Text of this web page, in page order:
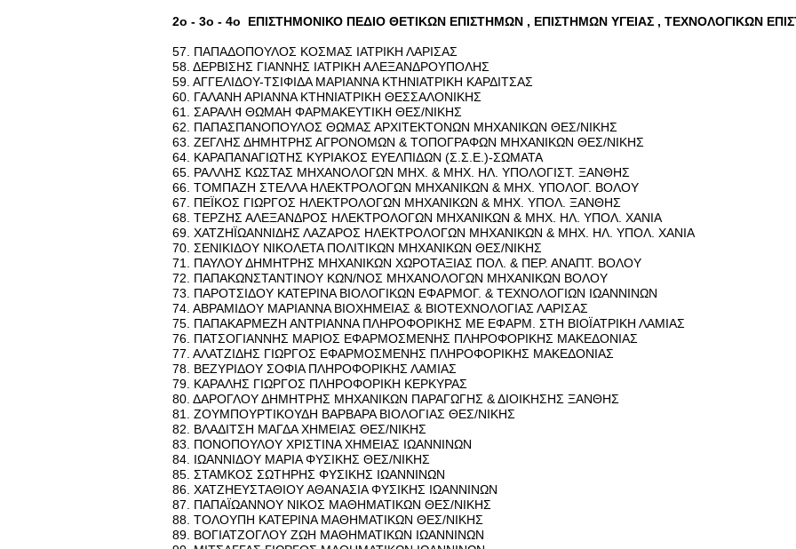
2o - 3o - 4o ΕΠΙ­ΣΤΗ­ΜΟ­ΝΙ­ΚΟ ΠΕΔΙΟ ΘΕ­ΤΙ­ΚΩΝ ΕΠΙ­ΣΤΗ­ΜΩΝ , ΕΠΙ­ΣΤΗ­ΜΩΝ ΥΓΕΙΑΣ , ΤΕ­ΧΝΟ­ΛΟ­ΓΙ­ΚΩΝ
57. ΠΑ­ΠΑ­ΔΟ­ΠΟΥ­ΛΟΣ ΚΟ­ΣΜΑΣ ΙΑ­ΤΡΙ­ΚΗ ΛΑ­ΡΙ­ΣΑΣ
58. ΔΕΡ­ΒΙ­ΣΗΣ ΓΙΑΝ­ΝΗΣ ΙΑ­ΤΡΙ­ΚΗ ΑΛΕ­ΞΑΝ­ΔΡΟΥ­ΠΟ­ΛΗΣ
59. ΑΓ­ΓΕ­ΛΙ­ΔΟΥ-ΤΣΙ­ΦΙ­ΔΑ ΜΑ­ΡΙΑΝ­ΝΑ ΚΤΗ­ΝΙΑ­ΤΡΙ­ΚΗ ΚΑΡ­ΔΙ­ΤΣΑΣ
60. ΓΑ­ΛΑ­ΝΗ ΑΡΙΑΝ­ΝΑ ΚΤΗ­ΝΙΑ­ΤΡΙ­ΚΗ ΘΕΣ­ΣΑ­ΛΟ­ΝΙ­ΚΗΣ
61. ΣΑ­ΡΑ­ΛΗ ΘΩΜΑΗ ΦΑΡ­ΜΑ­ΚΕΥ­ΤΙ­ΚΗ ΘΕΣ/ΝΙΚΗΣ
62. ΠΑ­ΠΑ­ΣΠΑ­ΝΟ­ΠΟΥ­ΛΟΣ ΘΩΜΑΣ ΑΡ­ΧΙ­ΤΕ­ΚΤΟ­ΝΩΝ ΜΗ­ΧΑ­ΝΙ­ΚΩΝ ΘΕΣ/ΝΙΚΗΣ
63. ΖΕ­ΓΛΗΣ ΔΗ­ΜΗ­ΤΡΗΣ ΑΓΡΟ­ΝΟ­ΜΩΝ & ΤΟ­ΠΟ­ΓΡΑ­ΦΩΝ ΜΗ­ΧΑ­ΝΙ­ΚΩΝ ΘΕΣ/ΝΙΚΗΣ
64. ΚΑ­ΡΑ­ΠΑ­ΝΑ­ΓΙΩ­ΤΗΣ ΚΥ­ΡΙΑ­ΚΟΣ ΕΥ­ΕΛ­ΠΙ­ΔΩΝ (Σ.Σ.Ε.)-ΣΩ­ΜΑ­ΤΑ
65. ΡΑΛ­ΛΗΣ ΚΩ­ΣΤΑΣ ΜΗ­ΧΑ­ΝΟ­ΛΟ­ΓΩΝ ΜΗΧ. & ΜΗΧ. ΗΛ. ΥΠΟ­ΛΟ­ΓΙΣΤ. ΞΑΝ­ΘΗΣ
66. ΤΟ­ΜΠΑ­ΖΗ ΣΤΕΛ­ΛΑ ΗΛΕ­ΚΤΡΟ­ΛΟ­ΓΩΝ ΜΗ­ΧΑ­ΝΙ­ΚΩΝ & ΜΗΧ. ΥΠΟ­ΛΟΓ. ΒΟΛΟΥ
67. ΠΕΪ­ΚΟΣ ΓΙΩΡ­ΓΟΣ ΗΛΕ­ΚΤΡΟ­ΛΟ­ΓΩΝ ΜΗ­ΧΑ­ΝΙ­ΚΩΝ & ΜΗΧ. ΥΠΟΛ. ΞΑΝ­ΘΗΣ
68. ΤΕΡ­ΖΗΣ ΑΛΕ­ΞΑΝ­ΔΡΟΣ ΗΛΕ­ΚΤΡΟ­ΛΟ­ΓΩΝ ΜΗ­ΧΑ­ΝΙ­ΚΩΝ & ΜΗΧ. ΗΛ. ΥΠΟΛ. ΧΑΝΙΑ
69. ΧΑ­ΤΖΗ­Ϊ­Ω­ΑΝ­ΝΙ­ΔΗΣ ΛΑ­ΖΑ­ΡΟΣ ΗΛΕ­ΚΤΡΟ­ΛΟ­ΓΩΝ ΜΗ­ΧΑ­ΝΙ­ΚΩΝ & ΜΗΧ. ΗΛ. ΥΠΟΛ. ΧΑΝΙΑ
70. ΣΕ­ΝΙ­ΚΙ­ΔΟΥ ΝΙ­ΚΟ­ΛΕ­ΤΑ ΠΟ­ΛΙ­ΤΙ­ΚΩΝ ΜΗ­ΧΑ­ΝΙ­ΚΩΝ ΘΕΣ/ΝΙΚΗΣ
71. ΠΑΥ­ΛΟΥ ΔΗ­ΜΗ­ΤΡΗΣ ΜΗ­ΧΑ­ΝΙ­ΚΩΝ ΧΩ­ΡΟ­ΤΑ­ΞΙΑΣ ΠΟΛ. & ΠΕΡ. ΑΝΑΠΤ. ΒΟΛΟΥ
72. ΠΑ­ΠΑ­ΚΩΝ­ΣΤΑ­ΝΤΙ­ΝΟΥ ΚΩΝ/ΝΟΣ ΜΗ­ΧΑ­ΝΟ­ΛΟ­ΓΩΝ ΜΗ­ΧΑ­ΝΙ­ΚΩΝ ΒΟΛΟΥ
73. ΠΑ­ΡΟ­ΤΣΙ­ΔΟΥ ΚΑ­ΤΕ­ΡΙ­ΝΑ ΒΙΟ­ΛΟ­ΓΙ­ΚΩΝ ΕΦΑΡ­ΜΟΓ. & ΤΕ­ΧΝΟ­ΛΟ­ΓΙΩΝ ΙΩ­ΑΝ­ΝΙ­ΝΩΝ
74. ΑΒΡΑ­ΜΙ­ΔΟΥ ΜΑ­ΡΙΑΝ­ΝΑ ΒΙΟ­ΧΗ­ΜΕΙΑΣ & ΒΙΟ­ΤΕ­ΧΝΟ­ΛΟ­ΓΙΑΣ ΛΑ­ΡΙ­ΣΑΣ
75. ΠΑ­ΠΑ­ΚΑΡ­ΜΕ­ΖΗ ΑΝΤΡΙΑΝ­ΝΑ ΠΛΗ­ΡΟ­ΦΟ­ΡΙ­ΚΗΣ ΜΕ ΕΦΑΡΜ. ΣΤΗ ΒΙΟΪ­Α­ΤΡΙ­ΚΗ ΛΑ­ΜΙΑΣ
76. ΠΑ­ΤΣΟ­ΓΙΑΝ­ΝΗΣ ΜΑ­ΡΙΟΣ ΕΦΑΡ­ΜΟ­ΣΜΕ­ΝΗΣ ΠΛΗ­ΡΟ­ΦΟ­ΡΙ­ΚΗΣ ΜΑ­ΚΕ­ΔΟ­ΝΙΑΣ
77. ΑΛΑ­ΤΖΙ­ΔΗΣ ΓΙΩΡ­ΓΟΣ ΕΦΑΡ­ΜΟ­ΣΜΕ­ΝΗΣ ΠΛΗ­ΡΟ­ΦΟ­ΡΙ­ΚΗΣ ΜΑ­ΚΕ­ΔΟ­ΝΙΑΣ
78. ΒΕ­ΖΥ­ΡΙ­ΔΟΥ ΣΟΦΙΑ ΠΛΗ­ΡΟ­ΦΟ­ΡΙ­ΚΗΣ ΛΑ­ΜΙΑΣ
79. ΚΑ­ΡΑ­ΛΗΣ ΓΙΩΡ­ΓΟΣ ΠΛΗ­ΡΟ­ΦΟ­ΡΙ­ΚΗ ΚΕΡ­ΚΥ­ΡΑΣ
80. ΔΑ­ΡΟ­ΓΛΟΥ ΔΗ­ΜΗ­ΤΡΗΣ ΜΗ­ΧΑ­ΝΙ­ΚΩΝ ΠΑ­ΡΑ­ΓΩ­ΓΗΣ & ΔΙΟΙ­ΚΗ­ΣΗΣ ΞΑΝ­ΘΗΣ
81. ΖΟΥ­ΜΠΟΥΡ­ΤΙ­ΚΟΥ­ΔΗ ΒΑΡ­ΒΑ­ΡΑ ΒΙΟ­ΛΟ­ΓΙΑΣ ΘΕΣ/ΝΙΚΗΣ
82. ΒΛΑ­ΔΙ­ΤΣΗ ΜΑΓΔΑ ΧΗ­ΜΕΙΑΣ ΘΕΣ/ΝΙΚΗΣ
83. ΠΟ­ΝΟ­ΠΟΥ­ΛΟΥ ΧΡΙ­ΣΤΙ­ΝΑ ΧΗ­ΜΕΙΑΣ ΙΩ­ΑΝ­ΝΙ­ΝΩΝ
84. ΙΩ­ΑΝ­ΝΙ­ΔΟΥ ΜΑΡΙΑ ΦΥ­ΣΙ­ΚΗΣ ΘΕΣ/ΝΙΚΗΣ
85. ΣΤΑΜ­ΚΟΣ ΣΩ­ΤΗ­ΡΗΣ ΦΥ­ΣΙ­ΚΗΣ ΙΩ­ΑΝ­ΝΙ­ΝΩΝ
86. ΧΑ­ΤΖΗΕΥ­ΣΤΑ­ΘΙΟΥ ΑΘΑ­ΝΑ­ΣΙΑ ΦΥ­ΣΙ­ΚΗΣ ΙΩ­ΑΝ­ΝΙ­ΝΩΝ
87. ΠΑ­ΠΑΪ­Ω­ΑΝ­ΝΟΥ ΝΙΚΟΣ ΜΑ­ΘΗ­ΜΑ­ΤΙ­ΚΩΝ ΘΕΣ/ΝΙΚΗΣ
88. ΤΟ­ΛΟΥ­ΠΗ ΚΑ­ΤΕ­ΡΙ­ΝΑ ΜΑ­ΘΗ­ΜΑ­ΤΙ­ΚΩΝ ΘΕΣ/ΝΙΚΗΣ
89. ΒΟ­ΓΙΑ­ΤΖΟ­ΓΛΟΥ ΖΩΗ ΜΑ­ΘΗ­ΜΑ­ΤΙ­ΚΩΝ ΙΩ­ΑΝ­ΝΙ­ΝΩΝ